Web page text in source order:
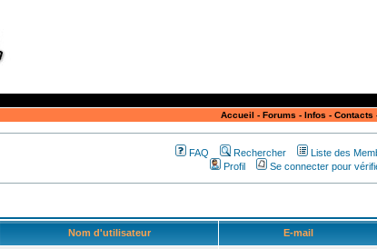
Accueil - Forums - Infos - Contacts
FAQ Rechercher Liste des
Profil
Se connecter pour
Nom d'utilisateur E-mail